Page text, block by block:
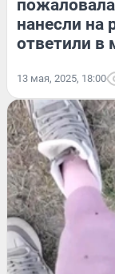
нанесли на
ответили в
13 мая, 2025, 18:00